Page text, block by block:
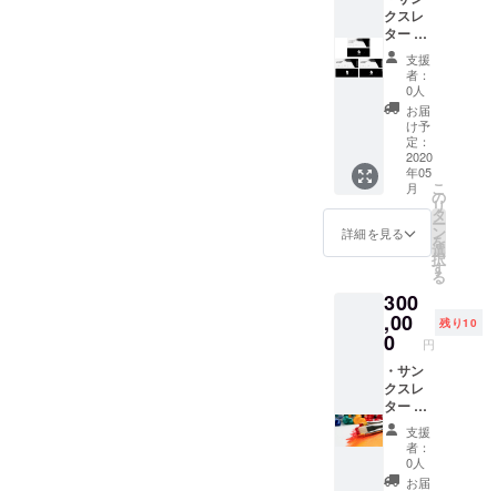
ループ
にご招
待（随
時情報
を発信
しま
す）
クスレ
ター ・
EnoGG
特製ス
テッ
カー ・
EnoGG
特製
キーホ
ルダー
（数量
限定）
・レン
タル利
用提供
(東北地
方限定)
・
Facebo
okグ
ループ
にご招
待（随
時情報
を発信
しま
支援
者：
0人
お届
け予
定：
2020
年05
月
詳細を見る
こ
の
リ
タ
ー
ン
を
選
択
す
る
300
,00
0 円
残り10
・サン
クスレ
ター ・
EnoGG
特製ス
テッ
カー ・
支援
者：
0人
お届